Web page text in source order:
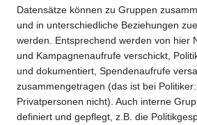
Datensätze können zu Gruppen
und in unterschiedliche Beziehungen
werden. Entsprechend werden von hier
und Kampagnenaufrufe verschickt,
und dokumentiert, Spendenaufrufe
zusammengetragen (das ist bei
Privatpersonen nicht). Auch interne
definiert und gepflegt, z.B. die